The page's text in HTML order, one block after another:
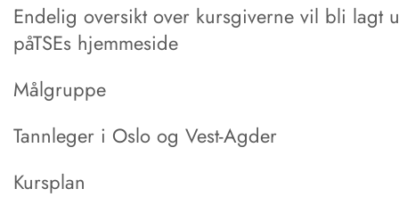
Endelig oversikt over kursgiverne vil bli lagt
påTSEs hjemmeside
Målgruppe
Tannleger i Oslo og Vest-Agder
Kursplan